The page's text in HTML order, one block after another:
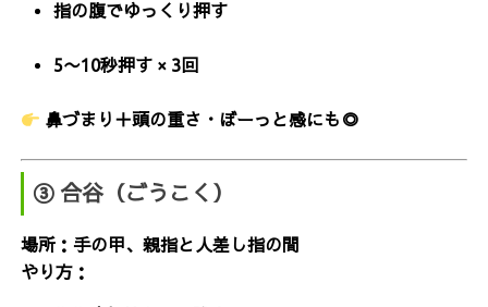
指の腹でゆっくり押す
5〜10秒押す × 3回
鼻づまり＋頭の重さ・ぼーっと感にも◎
③ 合谷（ごうこく）
場所：手の甲、親指と人差し指の間
やり方：